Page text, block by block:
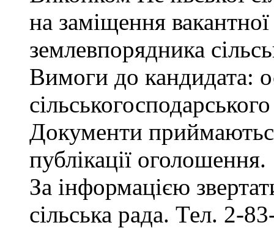
на заміщення
землевпорядника
Вимоги до кандидата:
Документи
публікації оголошення.
За інформацією
сільська рада. Тел. 2-